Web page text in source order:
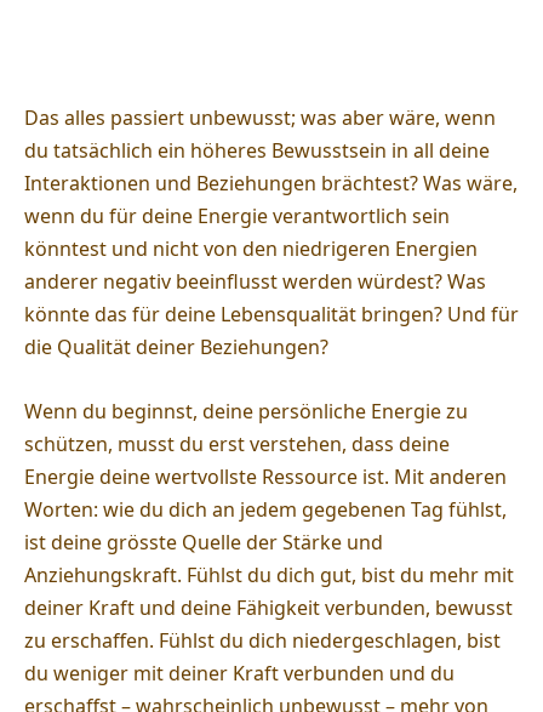
Das alles passiert unbewusst; was aber wäre, wenn
du tatsächlich ein höheres Bewusstsein in all deine
Interaktionen und Beziehungen brächtest? Was wäre,
wenn du für deine Energie verantwortlich sein
könntest und nicht von den niedrigeren Energien
anderer negativ beeinflusst werden würdest? Was
könnte das für deine Lebensqualität bringen? Und für
die Qualität deiner Beziehungen?
Wenn du beginnst, deine persönliche Energie zu
schützen, musst du erst verstehen, dass deine
Energie deine wertvollste Ressource ist. Mit anderen
Worten: wie du dich an jedem gegebenen Tag fühlst,
ist deine grösste Quelle der Stärke und
Anziehungskraft. Fühlst du dich gut, bist du mehr mit
deiner Kraft und deine Fähigkeit verbunden, bewusst
zu erschaffen. Fühlst du dich niedergeschlagen, bist
du weniger mit deiner Kraft verbunden und du
erschaffst – wahrscheinlich unbewusst – mehr von